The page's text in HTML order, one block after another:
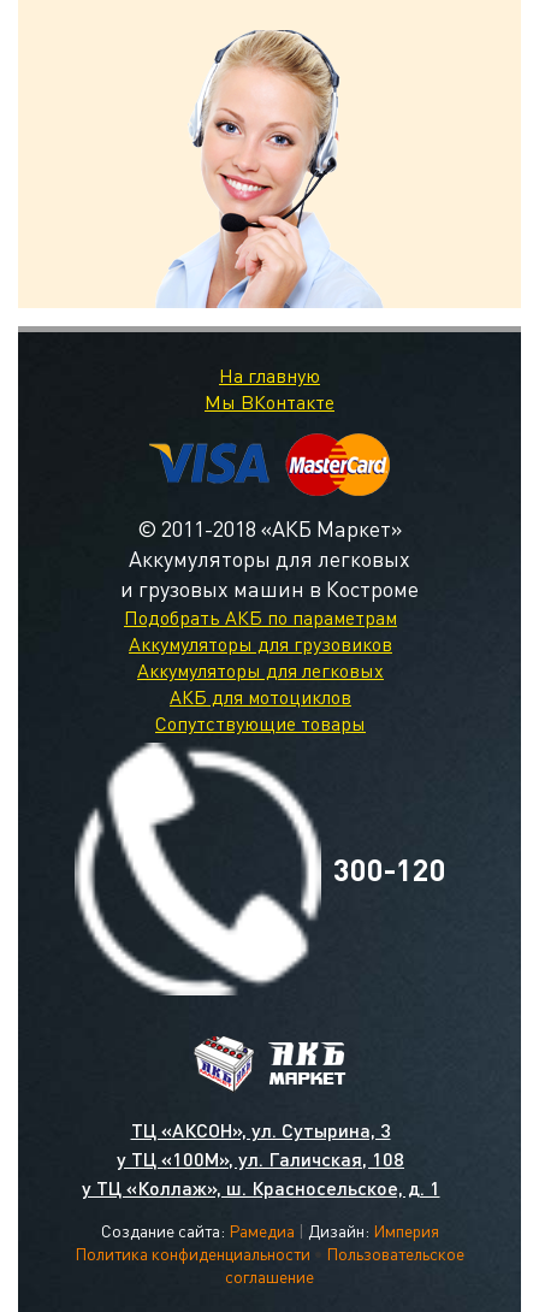
На главную
Мы ВКонтакте
© 2011-2018 «АКБ Маркет»
Аккумуляторы для легковых
и грузовых машин в Костроме
Подобрать АКБ по параметрам
Аккумуляторы для грузовиков
Аккумуляторы для легковых
АКБ для мотоциклов
Сопутствующие товары
300-120
ТЦ «АКСОН», ул. Сутырина, 3
у ТЦ «100М», ул. Галичская, 108
у ТЦ «Коллаж», ш. Красносельское, д. 1
Создание сайта: Рамедиа | Дизайн: Империя
Политика конфиденциальности
Пользовательское
соглашение